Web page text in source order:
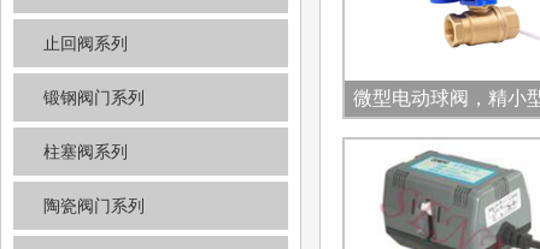
止回阀系列
锻钢阀门系列
柱塞阀系列
陶瓷阀门系列
微型电动球阀，精小
球阀